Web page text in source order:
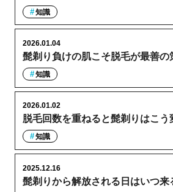
知識
髭剃り負けの肌こそ脱毛が最善の
2026.01.04
知識
脱毛回数を重ねると髭剃りはこう
2026.01.02
知識
髭剃りから解放される日はいつ来
2025.12.16